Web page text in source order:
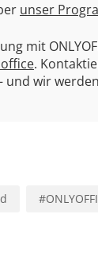
unser
mit
.
und wir
#